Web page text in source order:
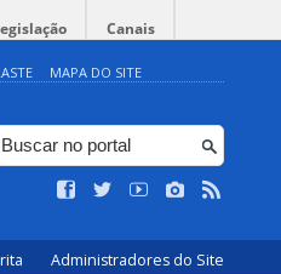
Canais
MAPA DO SITE
Administradores do Site